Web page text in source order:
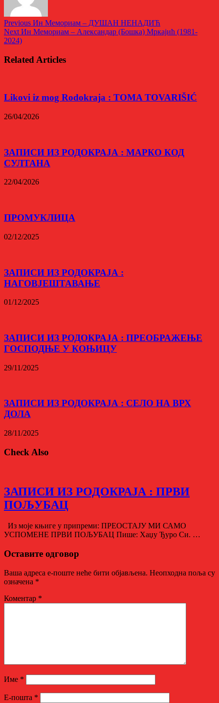
Previous Ин Мемориам – ДУШАН НЕНАДИЋ
Next Ин Мемориам – Александар (Бошка) Мркајић (1981-
2024)
Related Articles
Likovi iz mog Rodokraja : TOMA TOVARIŠIĆ
26/04/2026
ЗАПИСИ ИЗ РОДОКРАЈА : МАРКО КОД
СУЛТАНА
22/04/2026
ПРОМУКЛИЦА
02/12/2025
ЗАПИСИ ИЗ РОДОКРАЈА :
НАГОВЈЕШТАВАЊЕ
01/12/2025
ЗАПИСИ ИЗ РОДОКРАЈА : ПРЕОБРАЖЕЊЕ
ГОСПОДЊЕ У КОЊИЦУ
29/11/2025
ЗАПИСИ ИЗ РОДОКРАЈА : СЕЛО НА ВРХ
ДОЛА
28/11/2025
Check Also
ЗАПИСИ ИЗ РОДОКРАЈА : ПРВИ
ПОЉУБАЦ
Из моје књиге у припреми: ПРЕОСТАЈУ МИ САМО
УСПОМЕНЕ ПРВИ ПОЉУБАЦ Пише: Хаџу Ђуро Си. …
Оставите одговор
Ваша адреса е-поште неће бити објављена. Неопходна поља су
означена *
Коментар *
Име *
Е-пошта *